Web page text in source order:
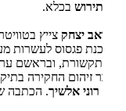
תירושבכלא.
יצחק צייץ בטוויטר -
פגסוס לעשרות
זיהום החקירה בתיקי
רוני אלשיך. הכתבה של